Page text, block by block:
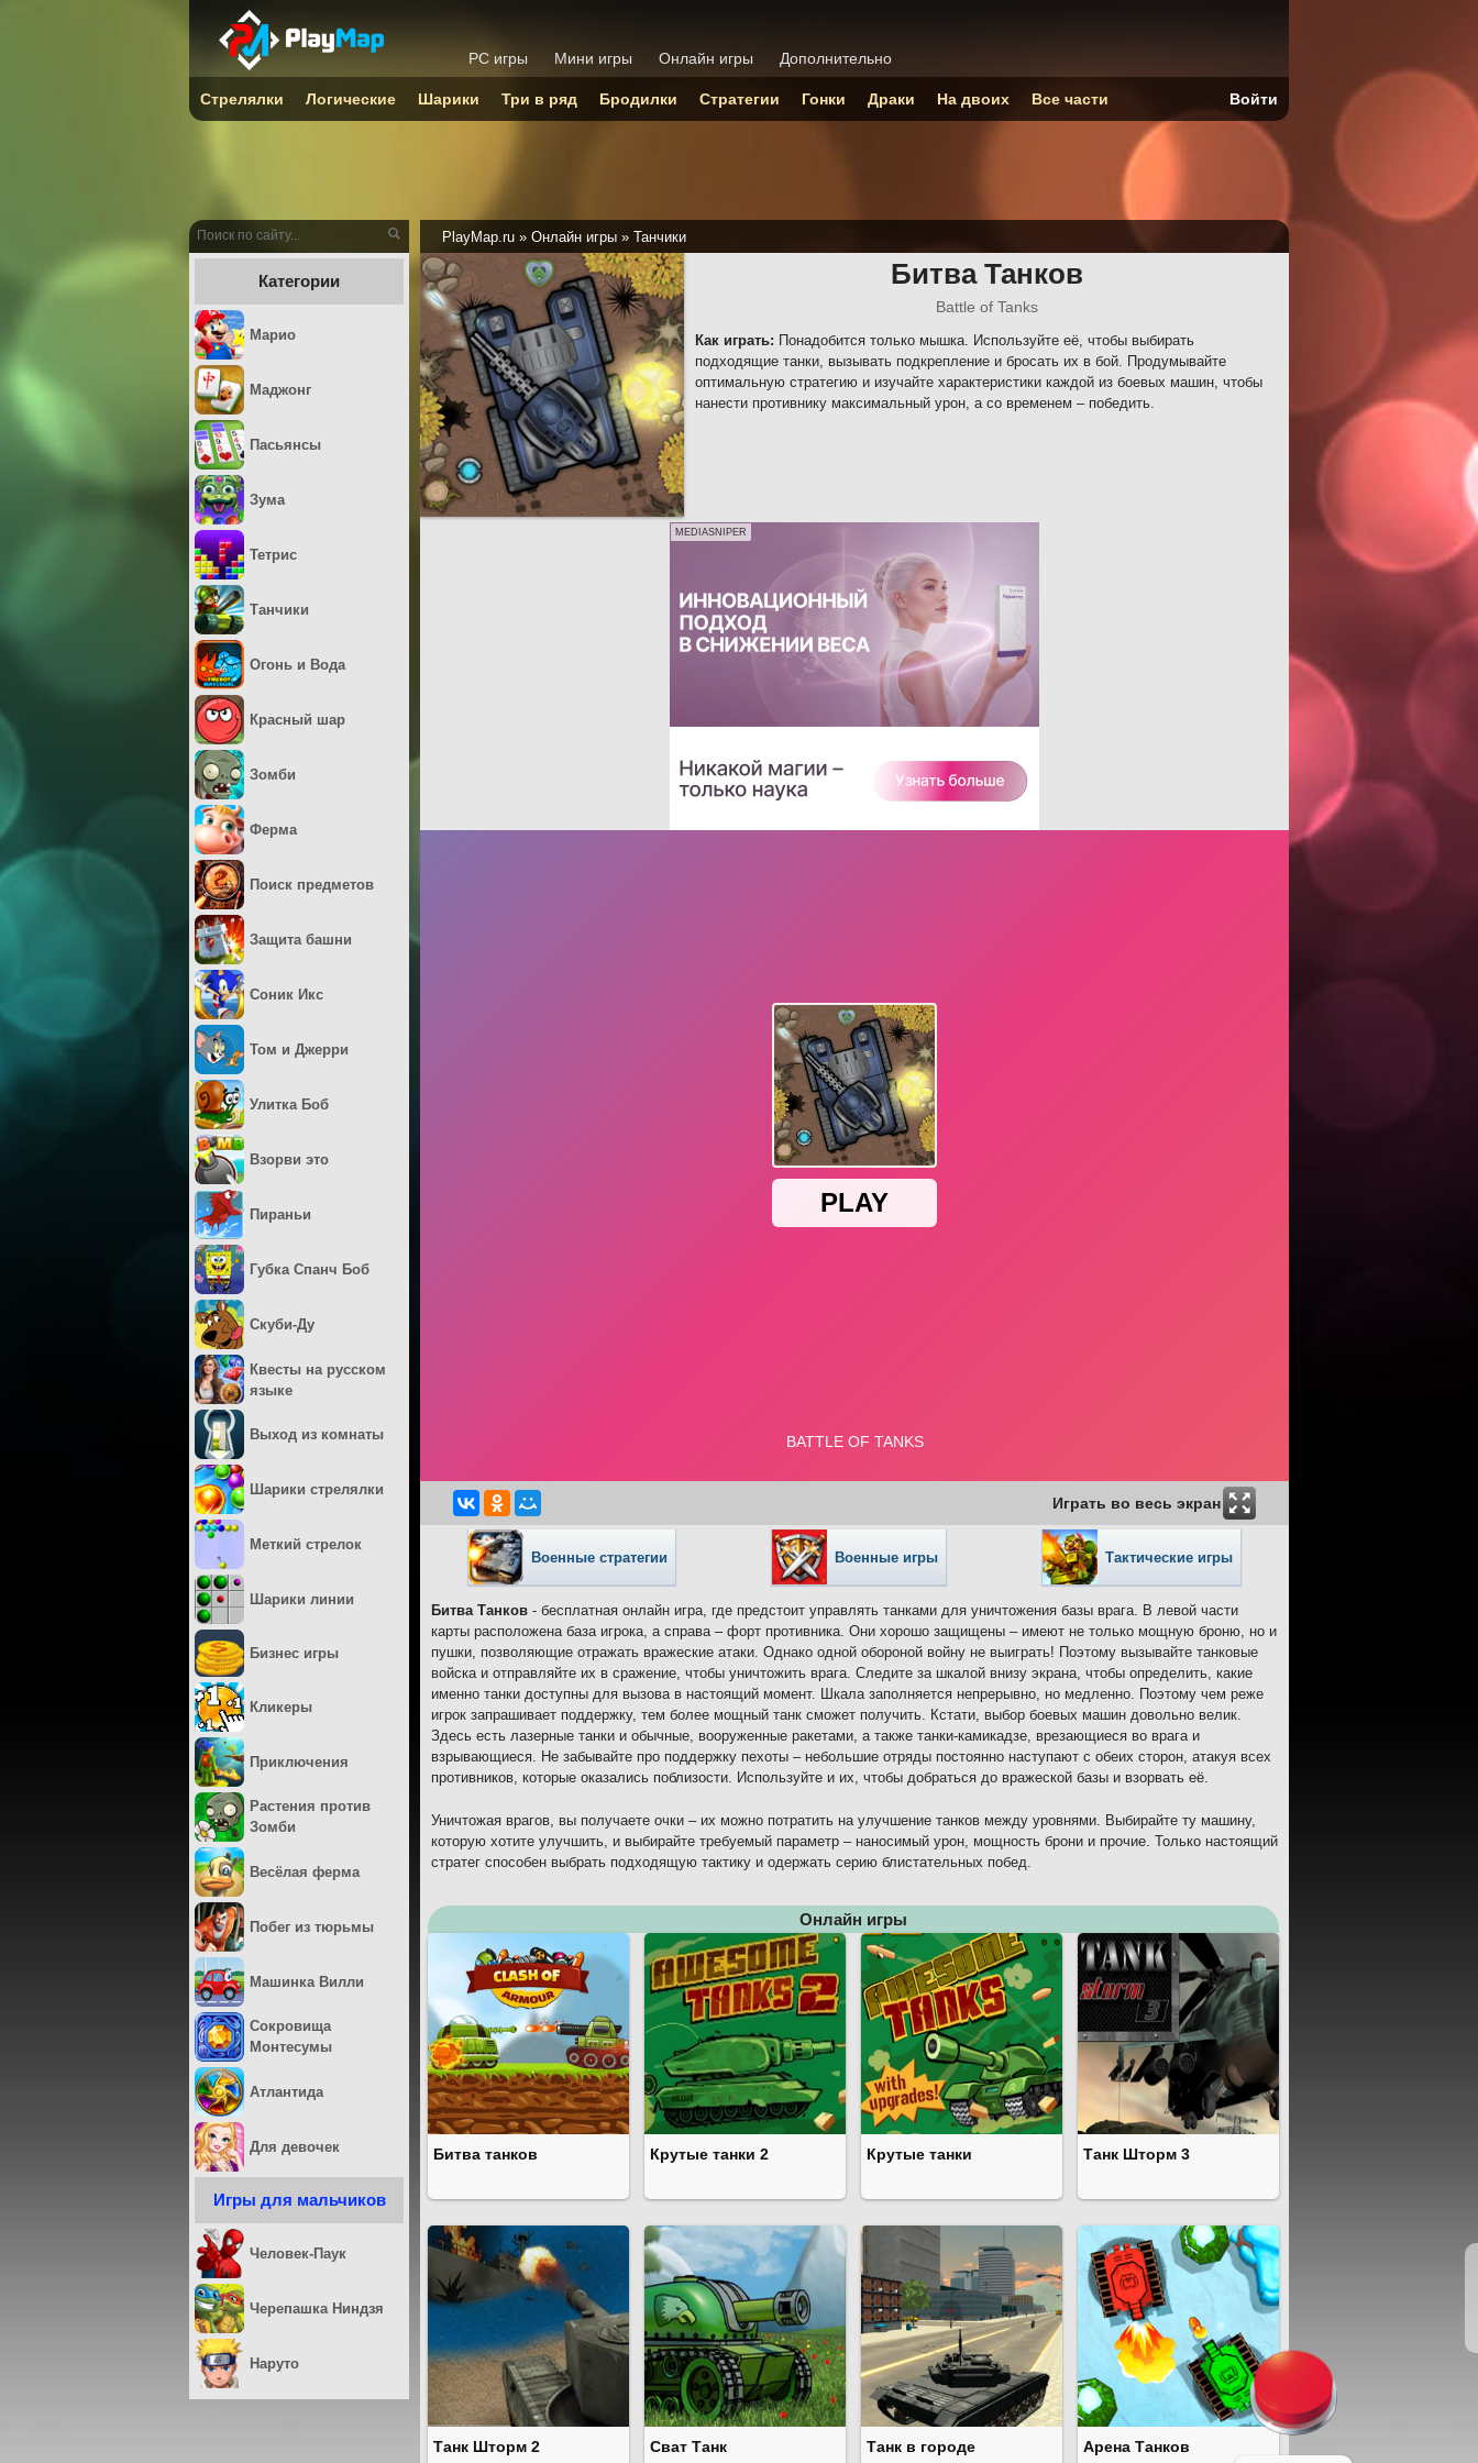
PlayMap.ru » Онлайн игры » Танчики
Битва Танков
Battle of Tanks
Как играть: Понадобится только мышка. Используйте её, чтобы выбирать
подходящие танки, вызывать подкрепление и бросать их в бой. Продумывайте
оптимальную стратегию и изучайте характеристики каждой из боевых машин, чтобы
нанести противнику максимальный урон, а со временем – победить.
MEDIASNIPER
Играть во весь экран
Военные стратегии Военные игры Тактические игры
Битва Танков - бесплатная онлайн игра, где предстоит управлять танками для уничтожения базы врага. В левой части
карты расположена база игрока, а справа – форт противника. Они хорошо защищены – имеют не только мощную броню, но и
пушки, позволяющие отражать вражеские атаки. Однако одной обороной войну не выиграть! Поэтому вызывайте танковые
войска и отправляйте их в сражение, чтобы уничтожить врага. Следите за шкалой внизу экрана, чтобы определить, какие
именно танки доступны для вызова в настоящий момент. Шкала заполняется непрерывно, но медленно. Поэтому чем реже
игрок запрашивает поддержку, тем более мощный танк сможет получить. Кстати, выбор боевых машин довольно велик.
Здесь есть лазерные танки и обычные, вооруженные ракетами, а также танки-камикадзе, врезающиеся во врага и
взрывающиеся. Не забывайте про поддержку пехоты – небольшие отряды постоянно наступают с обеих сторон, атакуя всех
противников, которые оказались поблизости. Используйте и их, чтобы добраться до вражеской базы и взорвать её.
Уничтожая врагов, вы получаете очки – их можно потратить на улучшение танков между уровнями. Выбирайте ту машину,
которую хотите улучшить, и выбирайте требуемый параметр – наносимый урон, мощность брони и прочие. Только настоящий
стратег способен выбрать подходящую тактику и одержать серию блистательных побед.
Онлайн игры
Битва танков Крутые танки 2 Крутые танки Танк Шторм 3
Танк Шторм 2 Сват Танк Танк в городе Арена Танков
Категории
Марио
Маджонг
Пасьянсы
Зума
Тетрис
Танчики
Огонь и Вода
Красный шар
Зомби
Ферма
Поиск предметов
Защита башни
Соник Икс
Том и Джерри
Улитка Боб
Взорви это
Пираньи
Губка Спанч Боб
Скуби-Ду
Квесты на русском
языке
Выход из комнаты
Шарики стрелялки
Меткий стрелок
Шарики линии
Бизнес игры
Кликеры
Приключения
Растения против
Зомби
Весёлая ферма
Побег из тюрьмы
Машинка Вилли
Сокровища
Монтесумы
Атлантида
Для девочек
Игры для мальчиков
Человек-Паук
Черепашка Ниндзя
Наруто
PC игры Мини игры Онлайн игры Дополнительно
Стрелялки Логические Шарики Три в ряд Бродилки Стратегии Гонки Драки На двоих Все части Войти